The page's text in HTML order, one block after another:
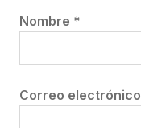
Nombre *
Correo electrónico